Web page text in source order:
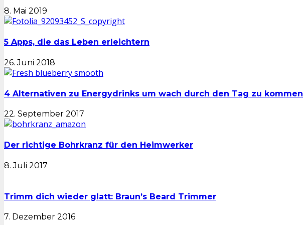
8. Mai 2019
5 Apps, die das Leben erleichtern
26. Juni 2018
4 Alternativen zu Energydrinks um wach durch den Tag zu kommen
22. September 2017
Der richtige Bohrkranz für den Heimwerker
8. Juli 2017
Trimm dich wieder glatt: Braun’s Beard Trimmer
7. Dezember 2016